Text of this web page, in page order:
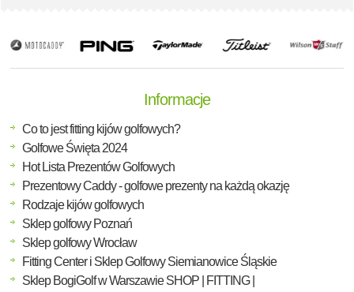
Informacje
Co to jest fitting kijów golfowych?
Golfowe Święta 2024
Hot Lista Prezentów Golfowych
Prezentowy Caddy - golfowe prezenty na każdą okazję
Rodzaje kijów golfowych
Sklep golfowy Poznań
Sklep golfowy Wrocław
Fitting Center i Sklep Golfowy Siemianowice Śląskie
Sklep BogiGolf w Warszawie SHOP | FITTING |